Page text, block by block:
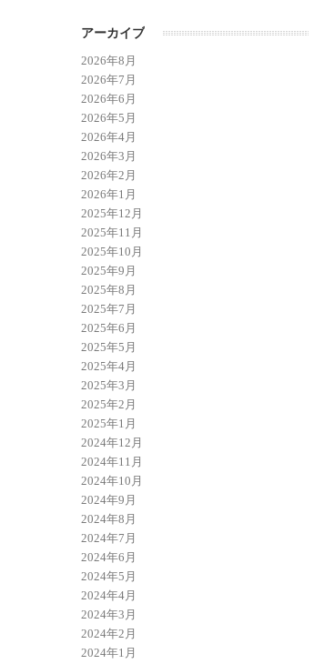
アーカイブ
2026年8月
2026年7月
2026年6月
2026年5月
2026年4月
2026年3月
2026年2月
2026年1月
2025年12月
2025年11月
2025年10月
2025年9月
2025年8月
2025年7月
2025年6月
2025年5月
2025年4月
2025年3月
2025年2月
2025年1月
2024年12月
2024年11月
2024年10月
2024年9月
2024年8月
2024年7月
2024年6月
2024年5月
2024年4月
2024年3月
2024年2月
2024年1月